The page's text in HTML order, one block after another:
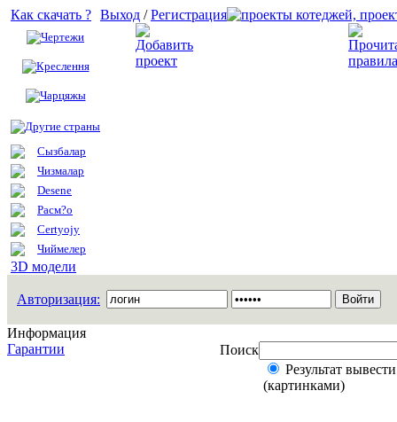
Как скачать ?
Чертежи
Креслення
Чарцяжы
Другие страны
Сызбалар
Чизмалар
Desene
Расм?о
Certyojy
Чиймелер
3D модели
Выход /Регистрация
Авторизация:
Информация
Гарантии
Поиск
Результат
(картинками)